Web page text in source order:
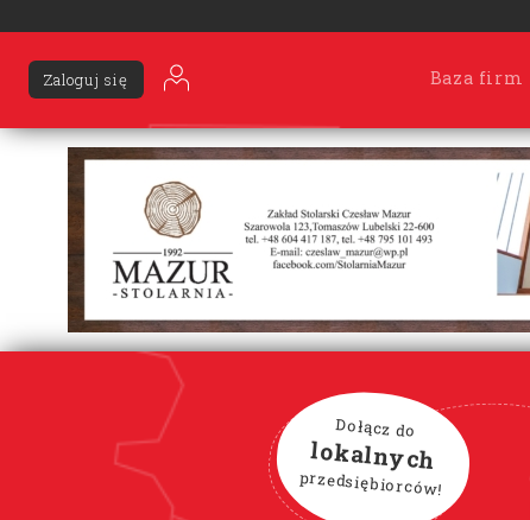
Baza firm
Zaloguj się
Dołącz do
lokalnych
przedsiębiorców!